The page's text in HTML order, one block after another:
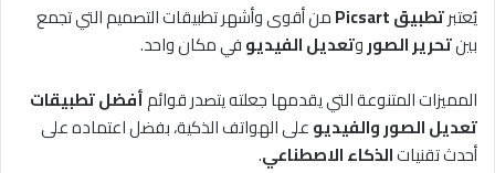
يُعتبرتطبيق Picsart
من أقوى وأشهر تطبيقات التصميم التي تجمع
بينتحرير الصوروتعديل الفيديوفي مكان واحد.
المميزات المتنوعة التي يقدمها جعلته يتصدر قوائمأفضل تطبيقات
تعديل الصور والفيديوعلى الهواتف الذكية، بفضل اعتماده على
أحدث تقنياتالذكاء الاصطناعي.